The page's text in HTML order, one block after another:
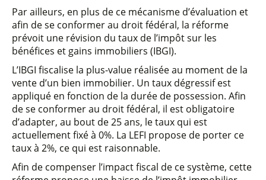
Par ailleurs, en plus de ce mécanisme d’évaluation et
afin de se conformer au droit fédéral, la réforme
prévoit une révision du taux de l’impôt sur les
bénéfices et gains immobiliers (IBGI).
L’IBGI fiscalise la plus-value réalisée au moment de la
vente d’un bien immobilier. Un taux dégressif est
appliqué en fonction de la durée de possession. Afin
de se conformer au droit fédéral, il est obligatoire
d’adapter, au bout de 25 ans, le taux qui est
actuellement fixé à 0%. La LEFI propose de porter ce
taux à 2%, ce qui est raisonnable.
Afin de compenser l’impact fiscal de ce système, cette